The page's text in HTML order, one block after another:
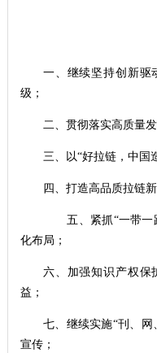
一、继续坚持创新驱
级；
二、贯彻落实高质量
三、以“好拉链，中国
四、打造高品质拉链
五、紧抓“一带
化布局；
六、加强知识产权保
益；
七、继续实施“刊、
宣传；